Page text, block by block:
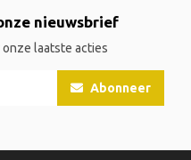
nieuwsbrief
laatste acties
Abonneer